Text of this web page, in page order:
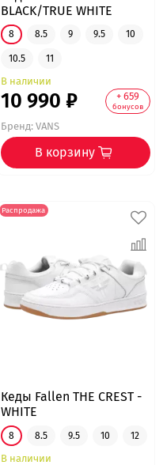
BLACK/TRUE WHITE
8 8.5 9 9.5 10
10.5 11
В наличии
10 990 ₽ + 659
бонусов
Бренд:VANS
В корзину
Распродажа
Кеды Fallen THE CREST -
WHITE
8 8.5 9.5 10 12
В наличии